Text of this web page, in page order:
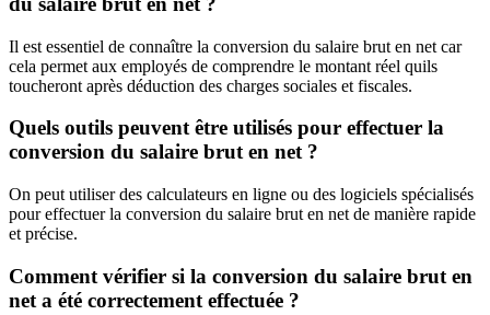
Il est essentiel de connaître la conversion du salaire brut en net car
cela permet aux employés de comprendre le montant réel quils
toucheront après déduction des charges sociales et fiscales.
Quels outils peuvent être utilisés pour effectuer la
conversion du salaire brut en net ?
On peut utiliser des calculateurs en ligne ou des logiciels spécialisés
pour effectuer la conversion du salaire brut en net de manière rapide
et précise.
Comment vérifier si la conversion du salaire brut en
net a été correctement effectuée ?